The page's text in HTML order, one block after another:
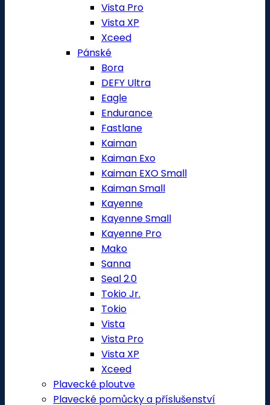
Vista Pro
Vista XP
Xceed
Pánské
Bora
DEFY Ultra
Eagle
Endurance
Fastlane
Kaiman
Kaiman Exo
Kaiman EXO Small
Kaiman Small
Kayenne
Kayenne Small
Kayenne Pro
Mako
Sanna
Seal 2.0
Tokio Jr.
Tokio
Vista
Vista Pro
Vista XP
Xceed
Plavecké ploutve
Plavecké pomůcky a příslušenství